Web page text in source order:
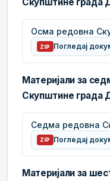
Осма редовна
ZIP Погледај
Материјали за
Скупштине града
Седма редовна
ZIP Погледај
Материјали за